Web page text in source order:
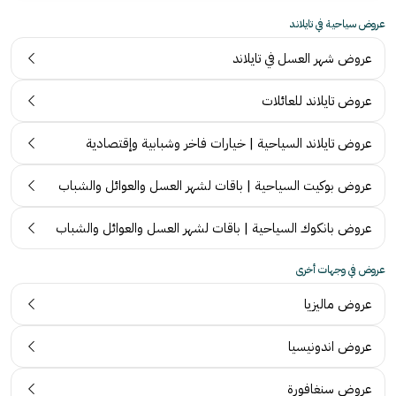
عروض سياحية في تايلاند
عروض شهر العسل في تايلاند
عروض تايلاند للعائلات
عروض تايلاند السياحية | خيارات فاخر وشبابية وإقتصادية
عروض بوكيت السياحية | باقات لشهر العسل والعوائل والشباب
عروض بانكوك السياحية | باقات لشهر العسل والعوائل والشباب
عروض في وجهات أخرى
عروض ماليزيا
عروض اندونيسيا
عروض سنغافورة
ت
ر